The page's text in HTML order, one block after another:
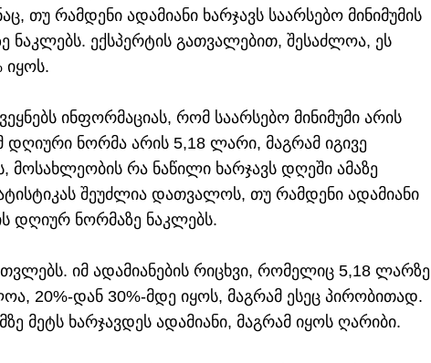
თუ რამდენი ადამიანი ხარჯავს საარსებო მინიმუმის
ნაკლებს. ექსპერტის გათვალებით, შესაძლოა, ეს
იყოს.
ინფორმაციას, რომ საარსებო მინიმუმი არის
ნორმა არის 5,18 ლარი, მაგრამ იგივე
მოსახლეობის რა ნაწილი ხარჯავს დღეში ამაზე
შეუძლია დათვალოს, თუ რამდენი ადამიანი
დღიურ ნორმაზე ნაკლებს.
იმ ადამიანების რიცხვი, რომელიც 5,18 ლარზე
20%-დან 30%-მდე იყოს, მაგრამ ესეც პირობითად.
მეტს ხარჯავდეს ადამიანი, მაგრამ იყოს ღარიბი.